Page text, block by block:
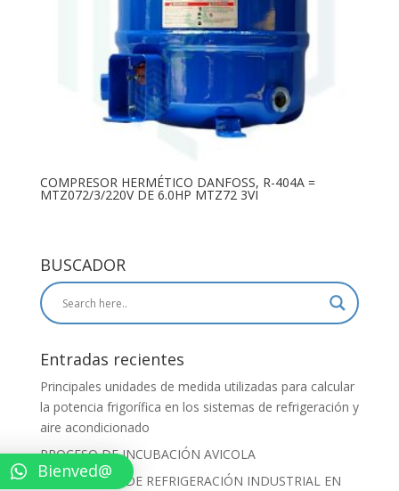
COMPRESOR HERMÉTICO DANFOSS, R-404A =
MTZ072/3/220V DE 6.0HP MTZ72 3VI
BUSCADOR
Entradas recientes
Principales unidades de medida utilizadas para calcular
la potencia frigorífica en los sistemas de refrigeración y
aire acondicionado
PROCESO DE INCUBACIÓN AVICOLA
LOS EQUIPOS DE REFRIGERACIÓN INDUSTRIAL EN
Bienved@